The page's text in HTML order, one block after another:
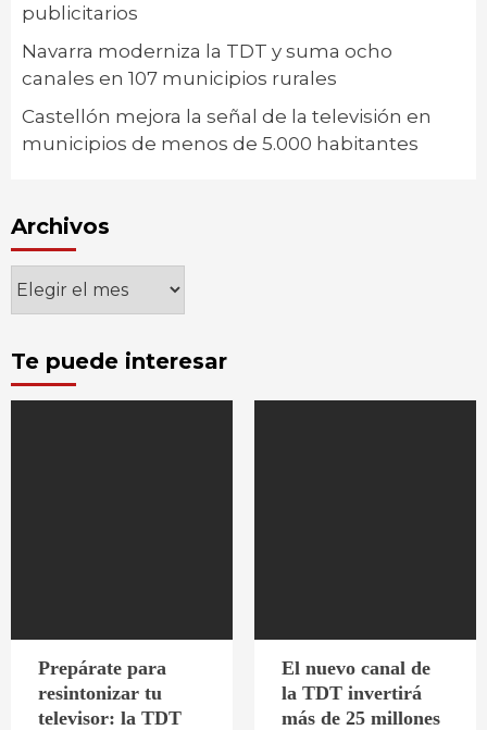
publicitarios
Navarra moderniza la TDT y suma ocho
canales en 107 municipios rurales
Castellón mejora la señal de la televisión en
municipios de menos de 5.000 habitantes
Archivos
Te puede interesar
Prepárate para
resintonizar tu
televisor: la TDT
El nuevo canal de
la TDT invertirá
más de 25 millones